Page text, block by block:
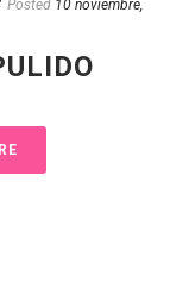
Posted 10 noviembre,